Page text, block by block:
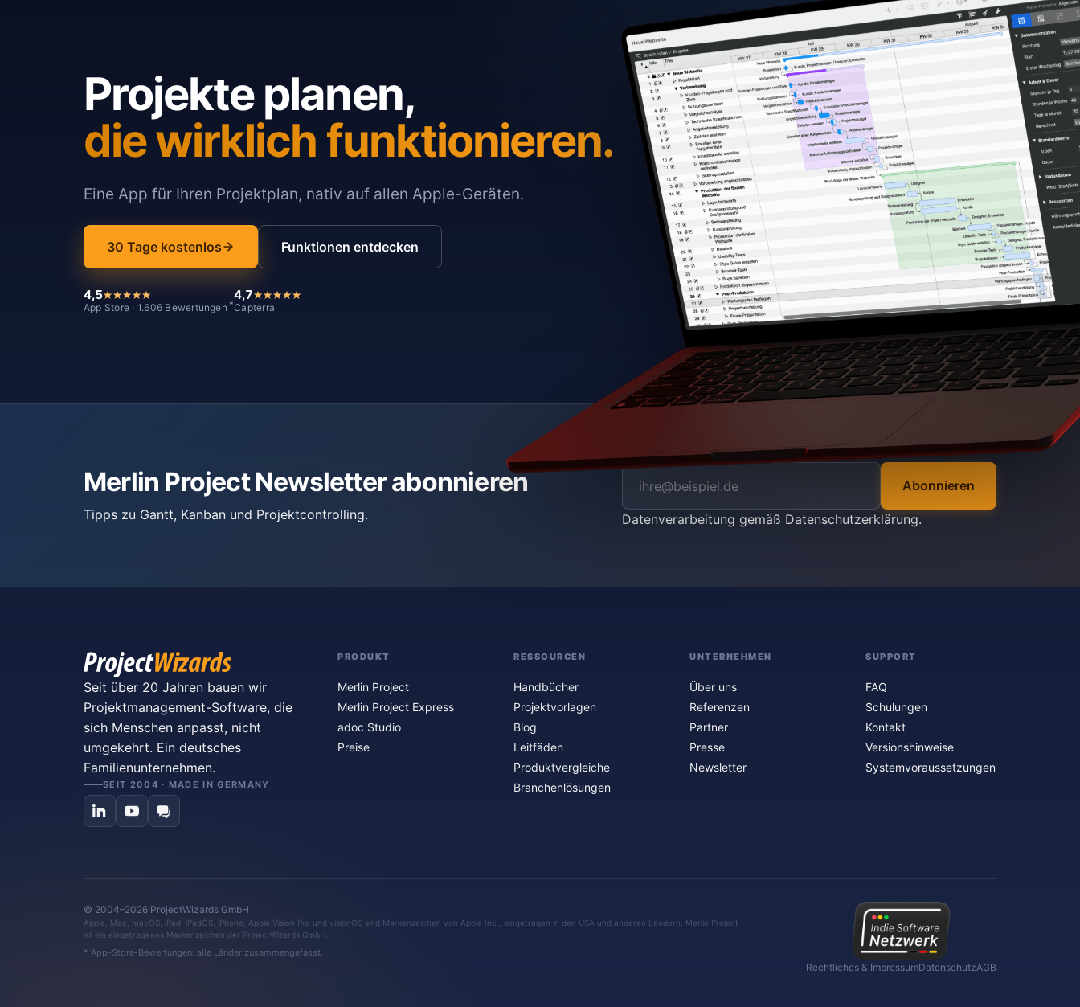
Projekte planen,
die wirklich funktionieren.
Eine App für Ihren Projektplan, nativ auf allen Apple-Geräten.
30 Tage kostenlos Funktionen entdecken
4,5
App Store · 1.606 Bewertungen *
4,7
Capterra
Merlin Project Newsletter abonnieren
Tipps zu Gantt, Kanban und Projektcontrolling.
Abonnieren
Datenverarbeitung gemäß Datenschutzerklärung.
Seit über 20 Jahren bauen wir
Projektmanagement-Software, die
sich Menschen anpasst, nicht
umgekehrt. Ein deutsches
Familienunternehmen.
SEIT 2004 · MADE IN GERMANY
PRODUKT
Merlin Project
Merlin Project Express
adoc Studio
Preise
RESSOURCEN
Handbücher
Projektvorlagen
Blog
Leitfäden
Produktvergleiche
Branchenlösungen
UNTERNEHMEN
Über uns
Referenzen
Partner
Presse
Newsletter
SUPPORT
FAQ
Schulungen
Kontakt
Versionshinweise
Systemvoraussetzungen
© 2004–2026 ProjectWizards GmbH
Apple, Mac, macOS, iPad, iPadOS, iPhone, Apple Vision Pro und visionOS sind Markenzeichen von Apple Inc., eingetragen in den USA und anderen Ländern. Merlin Project
ist ein eingetragenes Markenzeichen der ProjectWizards GmbH.
* App-Store-Bewertungen: alle Länder zusammengefasst.
Rechtliches & ImpressumDatenschutzAGB